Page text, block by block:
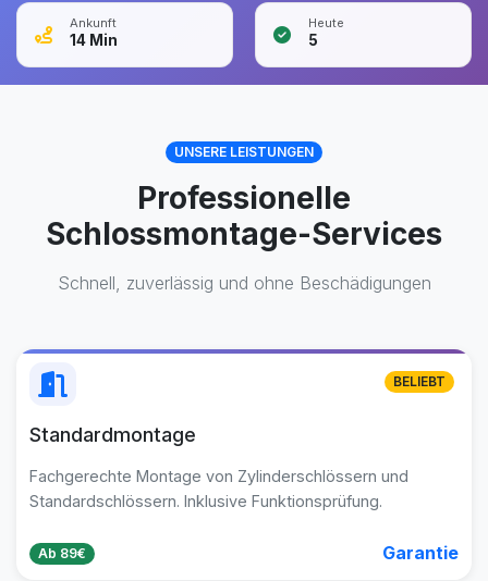
Ankunft
14 Min
Heute
5
UNSERE LEISTUNGEN
Professionelle
Schlossmontage-Services
Schnell, zuverlässig und ohne Beschädigungen
Standardmontage
Fachgerechte Montage von Zylinderschlössern und
Standardschlössern. Inklusive Funktionsprüfung.
Ab 89€ Garantie
BELIEBT